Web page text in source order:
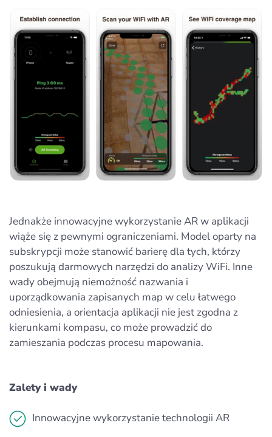
Jednakże innowacyjne wykorzystanie AR w aplikacji
wiąże się z pewnymi ograniczeniami. Model oparty na
subskrypcji może stanowić barierę dla tych, którzy
poszukują darmowych narzędzi do analizy WiFi. Inne
wady obejmują niemożność nazwania i
uporządkowania zapisanych map w celu łatwego
odniesienia, a orientacja aplikacji nie jest zgodna z
kierunkami kompasu, co może prowadzić do
zamieszania podczas procesu mapowania.
Zalety i wady
Innowacyjne wykorzystanie technologii AR